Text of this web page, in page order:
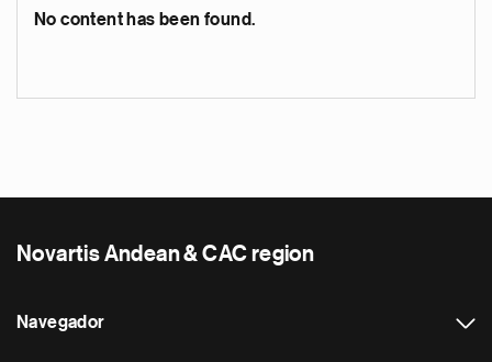
No content has been found.
Novartis Andean & CAC region
Navegador